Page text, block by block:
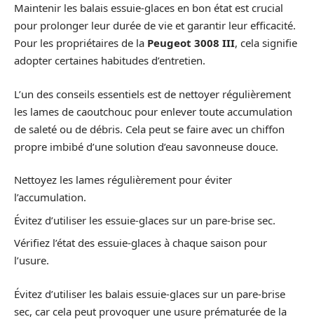
Maintenir les balais essuie-glaces en bon état est crucial
pour prolonger leur durée de vie et garantir leur efficacité.
Pour les propriétaires de la Peugeot 3008 III, cela signifie
adopter certaines habitudes d’entretien.
L’un des conseils essentiels est de nettoyer régulièrement
les lames de caoutchouc pour enlever toute accumulation
de saleté ou de débris. Cela peut se faire avec un chiffon
propre imbibé d’une solution d’eau savonneuse douce.
Nettoyez les lames régulièrement pour éviter
l’accumulation.
Évitez d’utiliser les essuie-glaces sur un pare-brise sec.
Vérifiez l’état des essuie-glaces à chaque saison pour
l’usure.
Évitez d’utiliser les balais essuie-glaces sur un pare-brise
sec, car cela peut provoquer une usure prématurée de la